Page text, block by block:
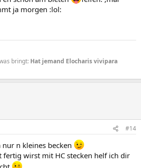
ja morgen :lol:
bringt: Hat jemand Elocharis vivipara
#14
n kleines becken
fertig wirst mit HC stecken helf ich dir